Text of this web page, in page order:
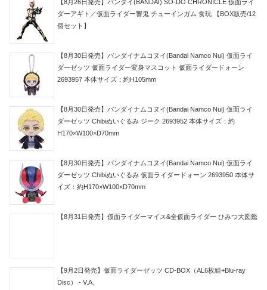
【8月26日発売】バンダイ(BANDAI) SO-DO CHRONICLE 仮面ライ
ダーアギト／仮面ライダー響鬼 チューインガム 食玩 【BOX販売/12
個セット】
【8月30日発売】バンダイナムコヌイ(Bandai Namco Nui) 仮面ライ
ダーゼッツ 仮面ライダー変身マスコット 仮面ライダードォーン
2693957 本体サイズ：約H105mm
【8月30日発売】バンダイナムコヌイ(Bandai Namco Nui) 仮面ライ
ダーゼッツ Chibiぬいぐるみ ジーク 2693952 本体サイズ：約
H170×W100×D70mm
【8月30日発売】バンダイナムコヌイ(Bandai Namco Nui) 仮面ライ
ダーゼッツ Chibiぬいぐるみ 仮面ライダードォーン 2693950 本体サ
イズ：約H170×W100×D70mm
【8月31日発売】仮面ライダーマイス&全仮面ライダー ひみつ大図鑑
【9月2日発売】仮面ライダーゼッツ CD-BOX（AL6枚組+Blu-ray
Disc） - V.A.